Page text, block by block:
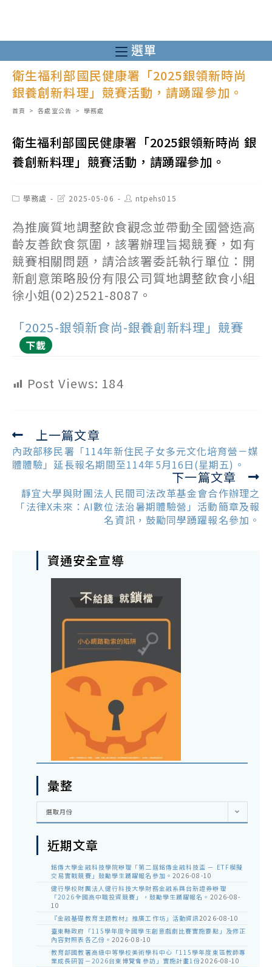
至
主
要
內
選單
衛生福利部國民健康署「2025銀領新時尚
銀養創新料理」競賽活動，請踴躍參加。
首頁 > 各處室公告 > 學務處
衛生福利部國民健康署「2025銀領新時尚 銀
養創新料理」競賽活動，請踴躍參加。
Post學務處
Post2025-05-06
Post
author:
ntpehs015
為推廣質地調整飲食觀念並帶動全國營造高
齡友善飲食氛圍，該署辦理旨揭競賽，如有
競賽相關問題，請洽該署委託執行單位：開
新創意策略股份有限公司質地調整飲食小組
徐小姐(02)2521-8087。
「2025-銀領新食尚-銀養創新料理」競賽
下載
Post Views: 184
Read
more
articles
上一篇文章
內政部移民署「114年新住民子女多元文化培育營－媒
體體驗」延長報名期間至114年5月16日(星期五)。
下一篇文章
靜宜大學與財團法人民間司法改革基金會合作辦理之
「法律X未來：AI數位法治暑期體驗營」活動簡章及報
名資訊，鼓勵同學踴躍報名參加。
資通安全宣導
彙整
彙
選取月份
近期文章
銘傳大學金融科技學院辦理「第二屆銘傳金融科技盃 － ETF模擬
交易實戰競賽」鼓勵學生踴躍報名參加。 2026-08-10
健行學校財團法人健行科技大學財務金融系與台新證券辦理
「2026全國高中職投資競賽」，鼓勵學生踴躍報名。 2026-08-
10
『金融基礎教育主題教材』推廣工作坊」活動資訊2026-08-10
臺東縣政府「115學年度全國學生創意戲劇比賽實施要點」及修正
內容對照表各乙份。 2026-08-10
教育部國教署高級中等學校美術學科中心「115學年度東區教師專
業成長研習－2026台東博覽會參訪」實施計畫1份2026-08-10